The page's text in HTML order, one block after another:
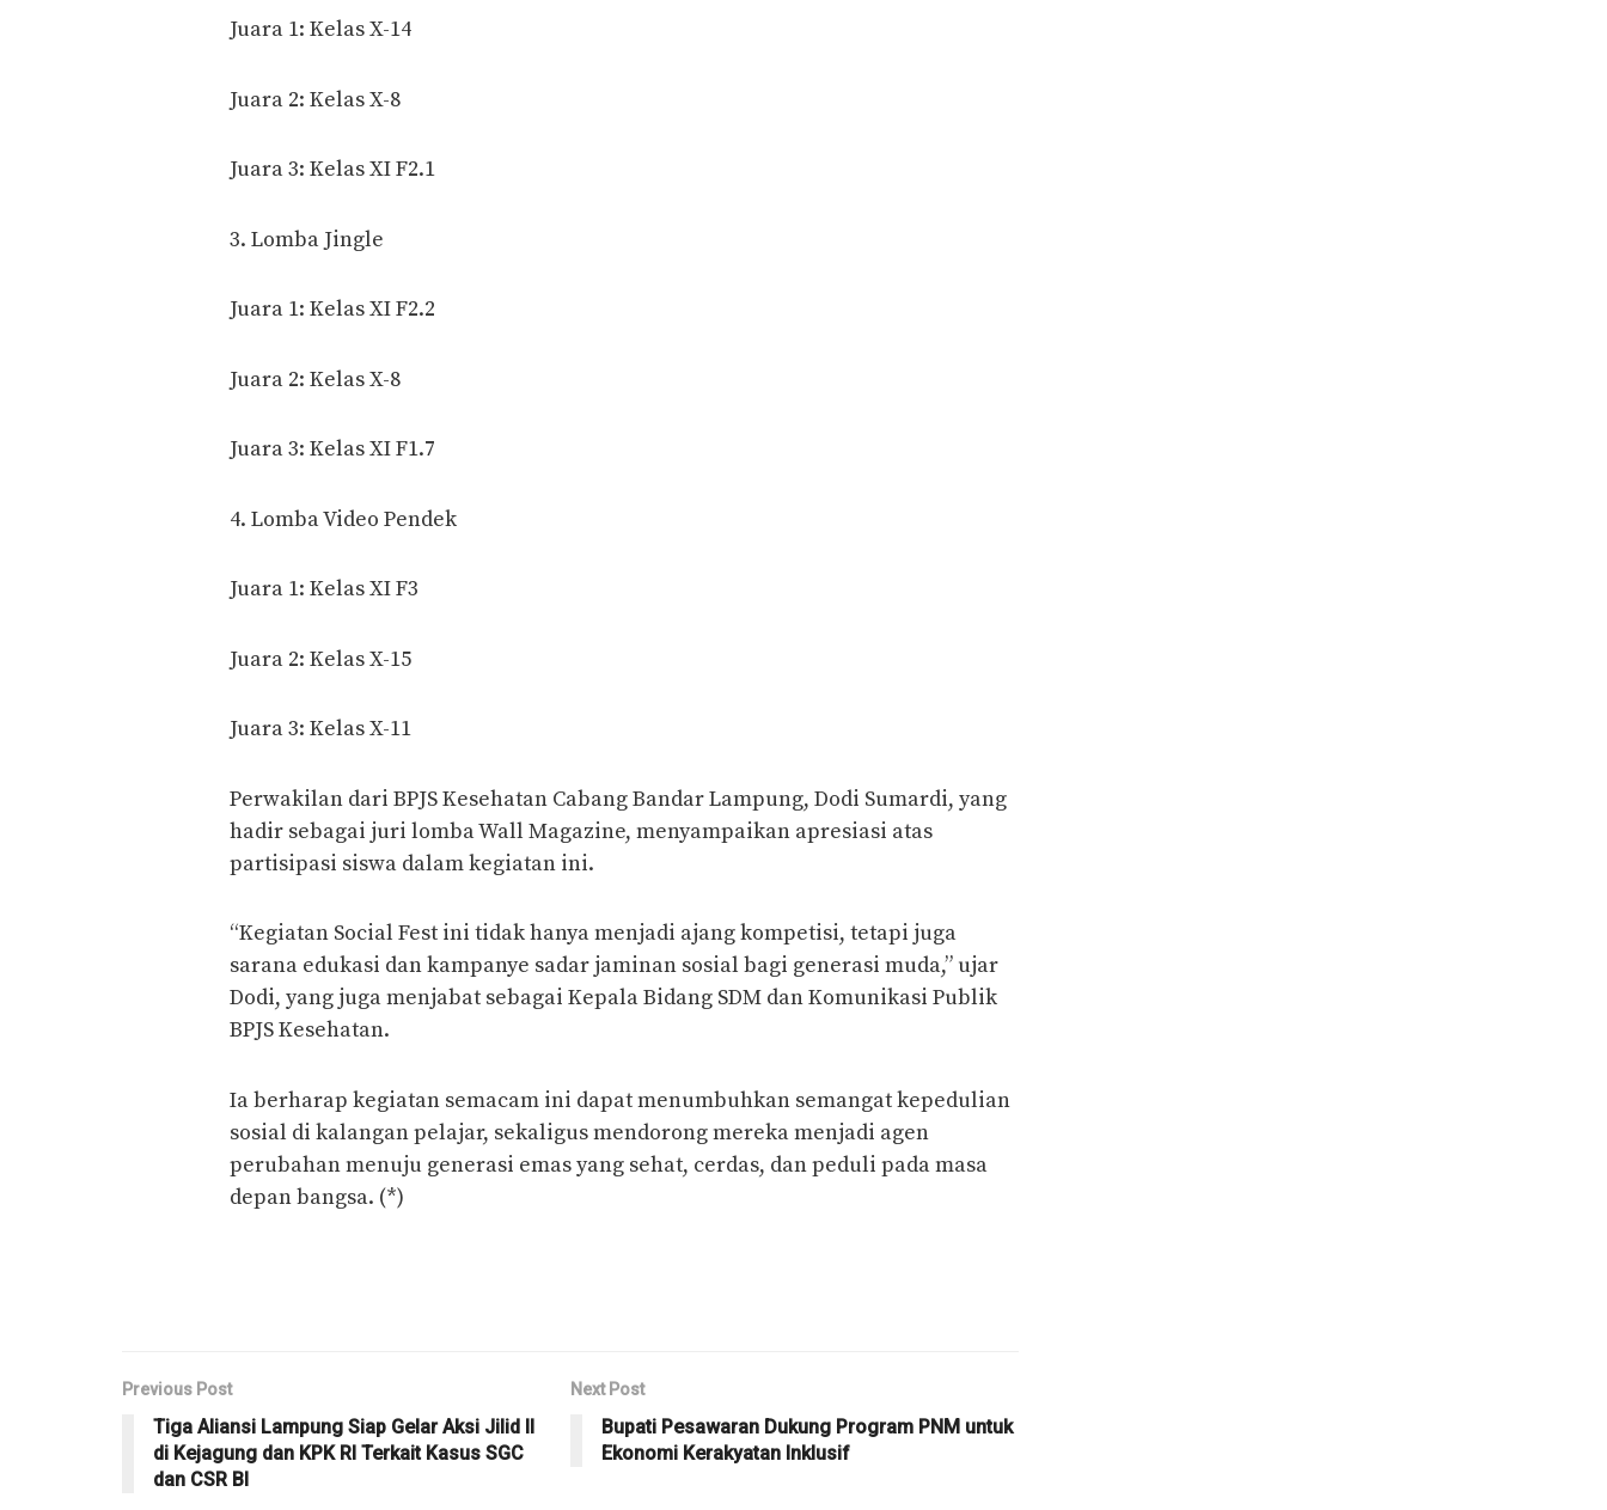
Juara 1: Kelas X-14
Juara 2: Kelas X-8
Juara 3: Kelas XI F2.1
3. Lomba Jingle
Juara 1: Kelas XI F2.2
Juara 2: Kelas X-8
Juara 3: Kelas XI F1.7
4. Lomba Video Pendek
Juara 1: Kelas XI F3
Juara 2: Kelas X-15
Juara 3: Kelas X-11
Perwakilan dari BPJS Kesehatan Cabang Bandar Lampung, Dodi Sumardi, yang
hadir sebagai juri lomba Wall Magazine, menyampaikan apresiasi atas
partisipasi siswa dalam kegiatan ini.
“Kegiatan Social Fest ini tidak hanya menjadi ajang kompetisi, tetapi juga
sarana edukasi dan kampanye sadar jaminan sosial bagi generasi muda,” ujar
Dodi, yang juga menjabat sebagai Kepala Bidang SDM dan Komunikasi Publik
BPJS Kesehatan.
Ia berharap kegiatan semacam ini dapat menumbuhkan semangat kepedulian
sosial di kalangan pelajar, sekaligus mendorong mereka menjadi agen
perubahan menuju generasi emas yang sehat, cerdas, dan peduli pada masa
depan bangsa. (*)
Previous Post
Tiga Aliansi Lampung Siap Gelar Aksi Jilid II
di Kejagung dan KPK RI Terkait Kasus SGC
dan CSR BI
Next Post
Bupati Pesawaran Dukung Program PNM untuk
Ekonomi Kerakyatan Inklusif